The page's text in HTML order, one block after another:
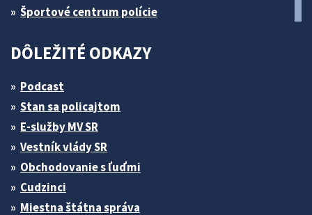
Športové centrum polície
DÔLEŽITÉ ODKAZY
Podcast
Stan sa policajtom
E-služby MV SR
Vestník vlády SR
Obchodovanie s ľuďmi
Cudzinci
Miestna štátna správa